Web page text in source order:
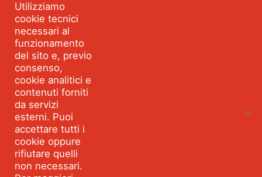
Chi siamo
Blog
Servizi
Strumenti e percorsi
Parla con Spazioetico
Seguici: Facebook
©2026 SPAZIOETICO ASSOCIAZIONE PROFESSIONALE - Tutti
Utilizziamo
cookie tecnici
necessari al
funzionamento
del sito e, previo
consenso,
cookie analitici e
contenuti forniti
da servizi
esterni. Puoi
accettare tutti i
cookie oppure
rifiutare quelli
non necessari.